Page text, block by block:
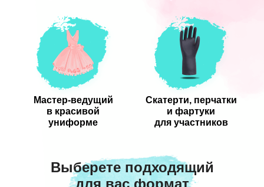
Скатерти, перчатки
и фартуки
для участников
Мастер-ведущий
в красивой
униформе
Выберете подходящий
для вас формат